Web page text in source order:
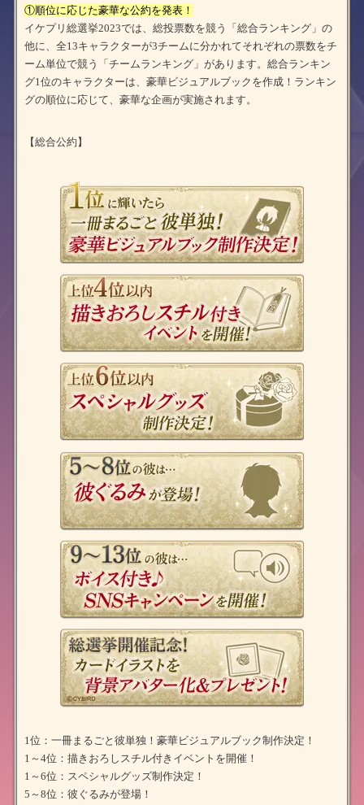
①順位に応じた豪華な公約を発表！
イケプリ総選挙2023では、総投票数を競う「総合ランキング」の
他に、全13キャラクターが3チームに分かれてそれぞれの票数をチ
ーム単位で競う「チームランキング」があります。総合ランキン
グ1位のキャラクターは、豪華ビジュアルブックを作成！ランキン
グの順位に応じて、豪華な企画が実施されます。
【総合公約】
1位：一冊まるごと彼単独！豪華ビジュアルブック制作決定！
1～4位：描きおろしスチル付きイベントを開催！
1～6位：スペシャルグッズ制作決定！
5～8位：彼ぐるみが登場！